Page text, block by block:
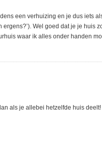
een verhuizing en je dus iets
Wel goed dat je je huis
waar ik alles onder handen
als je allebei hetzelfde huis